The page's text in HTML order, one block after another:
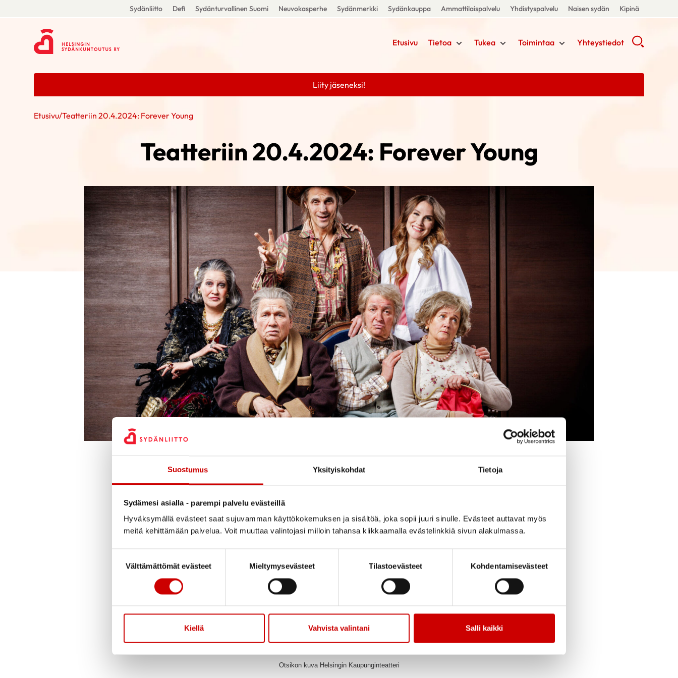
Suostumus Yksityiskohdat Tietoja
Sydämesi asialla - parempi palvelu evästeillä
Hyväksymällä evästeet saat sujuvamman käyttökokemuksen ja sisältöä, joka sopii juuri sinulle. Evästeet auttavat myös
meitä kehittämään palvelua. Voit muuttaa valintojasi milloin tahansa klikkaamalla evästelinkkiä sivun alakulmassa.
Välttämättömät evästeet
Mieltymysevästeet Tilastoevästeet Kohdentamisevästeet
Kiellä Vahvista valintani Salli kaikki
Sydänliitto Defi Sydänturvallinen Suomi Neuvokasperhe Sydänmerkki Sydänkauppa Ammattilaispalvelu Yhdistyspalvelu Naisen sydän Kipinä
Etusivu Tietoa Tukea Toimintaa Yhteystiedot
Liity jäseneksi!
Etusivu/Teatteriin 20.4.2024: Forever Young
Teatteriin 20.4.2024: Forever Young
Julkaistu 5.2.2024
Päivitetty 1.3.2024
Helsingin kaupungin teatteri, Arena näyttämö, Hämeentie 2
Esitys on loppuunmyyty.
Varataksesi lipun, ilmoittaudu sähköpostilla Kristina Lillqvistille (kristina.lillqvist@sydan.fi).
Otsikon kuva Helsingin Kaupunginteatteri